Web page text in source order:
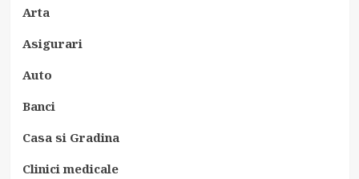
Arta
Asigurari
Auto
Banci
Casa si Gradina
Clinici medicale